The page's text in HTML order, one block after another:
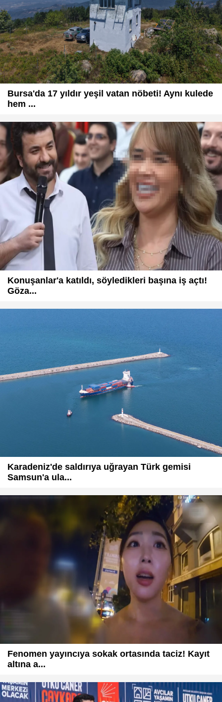
Bursa'da 17 yıldır yeşil vatan nöbeti! Aynı kulede
hem ...
Konuşanlar'a katıldı, söyledikleri başına iş açtı!
Göza...
Karadeniz'de saldırıya uğrayan Türk gemisi
Samsun'a ula...
Fenomen yayıncıya sokak ortasında taciz! Kayıt
altına a...